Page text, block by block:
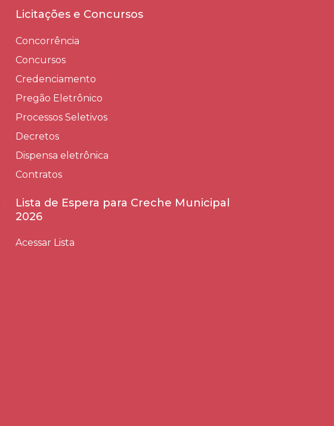
Licitações e Concursos
Concorrência
Concursos
Credenciamento
Pregão Eletrônico
Processos Seletivos
Decretos
Dispensa eletrônica
Contratos
Lista de Espera para Creche Municipal
2026
Acessar Lista